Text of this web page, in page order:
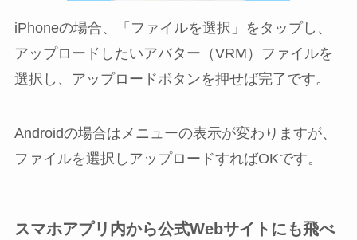
iPhoneの場合、「ファイルを選択」をタップし、
アップロードしたいアバター（VRM）ファイルを
選択し、アップロードボタンを押せば完了です。
Androidの場合はメニューの表示が変わりますが、
ファイルを選択しアップロードすればOKです。
スマホアプリ内から公式Webサイトにも飛べ